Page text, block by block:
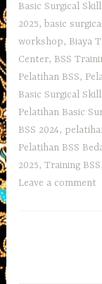
Basic Surgical
2025, basic
workshop, Biaya
Center, BSS
Pelatihan BSS,
Basic Surgical
Pelatihan Basic
BSS 2024,
Pelatihan BSS
2025,Training BSS
Leave a comment